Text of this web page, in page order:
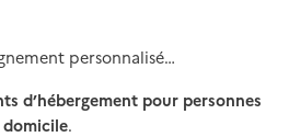
personnalisé…
d’hébergement pour personnes
domicile.